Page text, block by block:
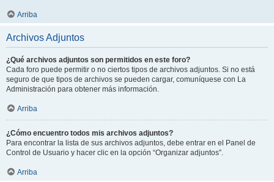
Arriba
Archivos Adjuntos
¿Qué archivos adjuntos son permitidos en este foro?
Cada foro puede permitir o no ciertos tipos de archivos adjuntos. Si no está
seguro de que tipos de archivos se pueden cargar, comuníquese con La
Administración para obtener más información.
Arriba
¿Cómo encuentro todos mis archivos adjuntos?
Para encontrar la lista de sus archivos adjuntos, debe entrar en el Panel de
Control de Usuario y hacer clic en la opción “Organizar adjuntos”.
Arriba